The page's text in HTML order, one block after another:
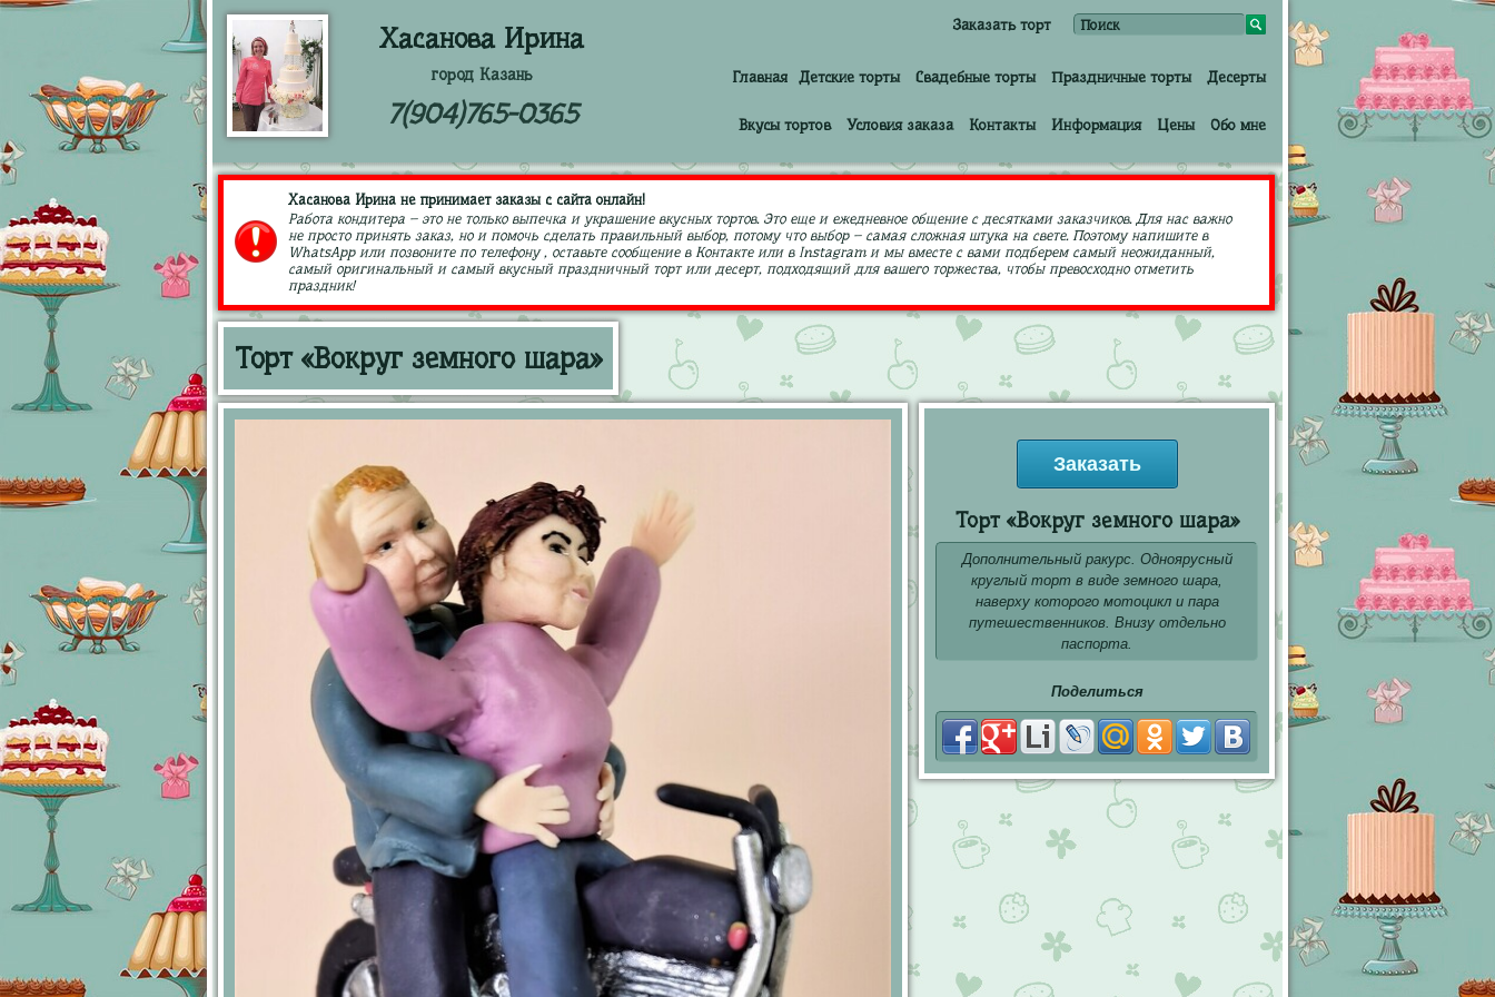
Хасанова Ирина
город Казань
7(904)765-0365
Заказать торт
Главная Детские торты Свадебные торты Праздничные торты Десерты
Вкусы тортов Условия заказа Контакты Информация Цены Обо мне
Хасанова Ирина не принимает заказы с сайта онлайн!
Работа кондитера – это не только выпечка и украшение вкусных тортов. Это еще и ежедневное общение с десятками заказчиков. Для нас важно
не просто принять заказ, но и помочь сделать правильный выбор, потому что выбор – самая сложная штука на свете. Поэтому напишите в
WhatsApp или позвоните по телефону , оставьте сообщение в Контакте или в Instagram и мы вместе с вами подберем самый неожиданный,
самый оригинальный и самый вкусный праздничный торт или десерт, подходящий для вашего торжества, чтобы превосходно отметить
праздник!
Торт «Вокруг земного шара»
Заказать
Торт «Вокруг земного шара»
Дополнительный ракурс. Одноярусный
круглый торт в виде земного шара,
наверху которого мотоцикл и пара
путешественников. Внизу отдельно
паспорта.
Поделиться